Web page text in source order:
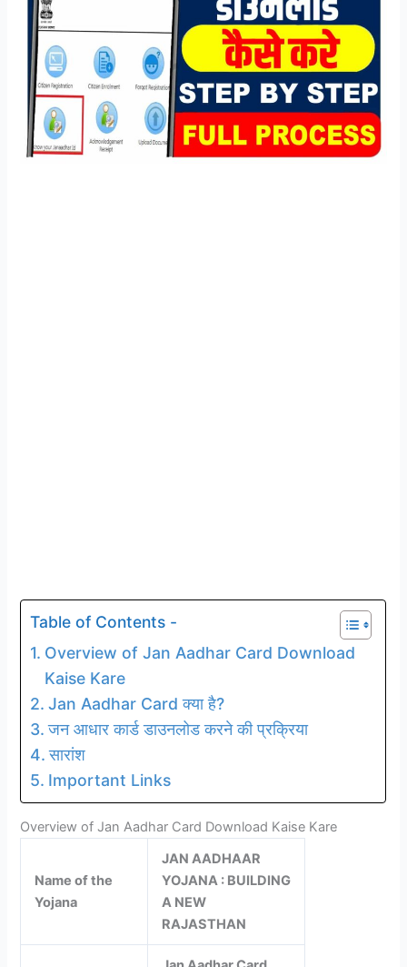
Table of Contents -
Overview of Jan Aadhar Card Download
Kaise Kare
Jan Aadhar Card क्या है?
जन आधार कार्ड डाउनलोड करने की प्रक्रिया
सारांश
Important Links
Overview of Jan Aadhar Card Download Kaise Kare
Name of the
Yojana
JAN AADHAAR
YOJANA : BUILDING
A NEW
RAJASTHAN